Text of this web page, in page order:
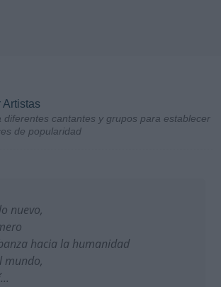
Artistas
diferentes cantantes y grupos para establecer
de popularidad
nuevo,
hacia la humanidad
mundo,